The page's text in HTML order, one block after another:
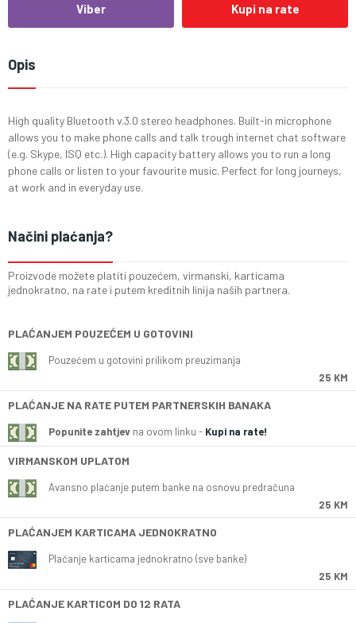
Viber Kupi na rate
Opis
High quality Bluetooth v.3.0 stereo headphones. Built-in microphone
allows you to make phone calls and talk trough internet chat software
(e.g. Skype, ISQ etc.). High capacity battery allows you to run a long
phone calls or listen to your favourite music. Perfect for long journeys,
at work and in everyday use.
Načini plaćanja?
Proizvode možete platiti pouzećem, virmanski, karticama
jednokratno, na rate i putem kreditnih linija naših partnera.
PLAĆANJEM POUZEĆEM U GOTOVINI
Pouzećem u gotovini prilikom preuzimanja
25 KM
PLAĆANJE NA RATE PUTEM PARTNERSKIH BANAKA
Popunite zahtjev na ovom linku - Kupi na rate!
VIRMANSKOM UPLATOM
Avansno plaćanje putem banke na osnovu predračuna
25 KM
PLAĆANJEM KARTICAMA JEDNOKRATNO
Plaćanje karticama jednokratno (sve banke)
25 KM
PLAĆANJE KARTICOM DO 12 RATA